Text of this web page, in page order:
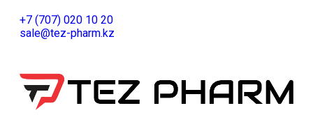
+7 (707) 020 10 20
sale@tez-pharm.kz